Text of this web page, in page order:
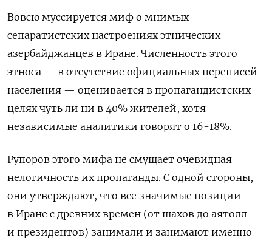
Вовсю муссируется миф о мнимых
сепаратистских настроениях этнических
азербайджанцев в Иране. Численность этого
этноса — в отсутствие официальных переписей
населения — оценивается в пропагандистских
целях чуть ли ни в 40% жителей, хотя
независимые аналитики говорят о 16-18%.
Рупоров этого мифа не смущает очевидная
нелогичность их пропаганды. С одной стороны,
они утверждают, что все значимые позиции
в Иране с древних времен (от шахов до аятолл
и президентов) занимали и занимают именно